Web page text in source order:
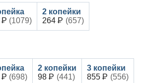
(1079) 264 (657)
(698) 98 (441) 855 (556)